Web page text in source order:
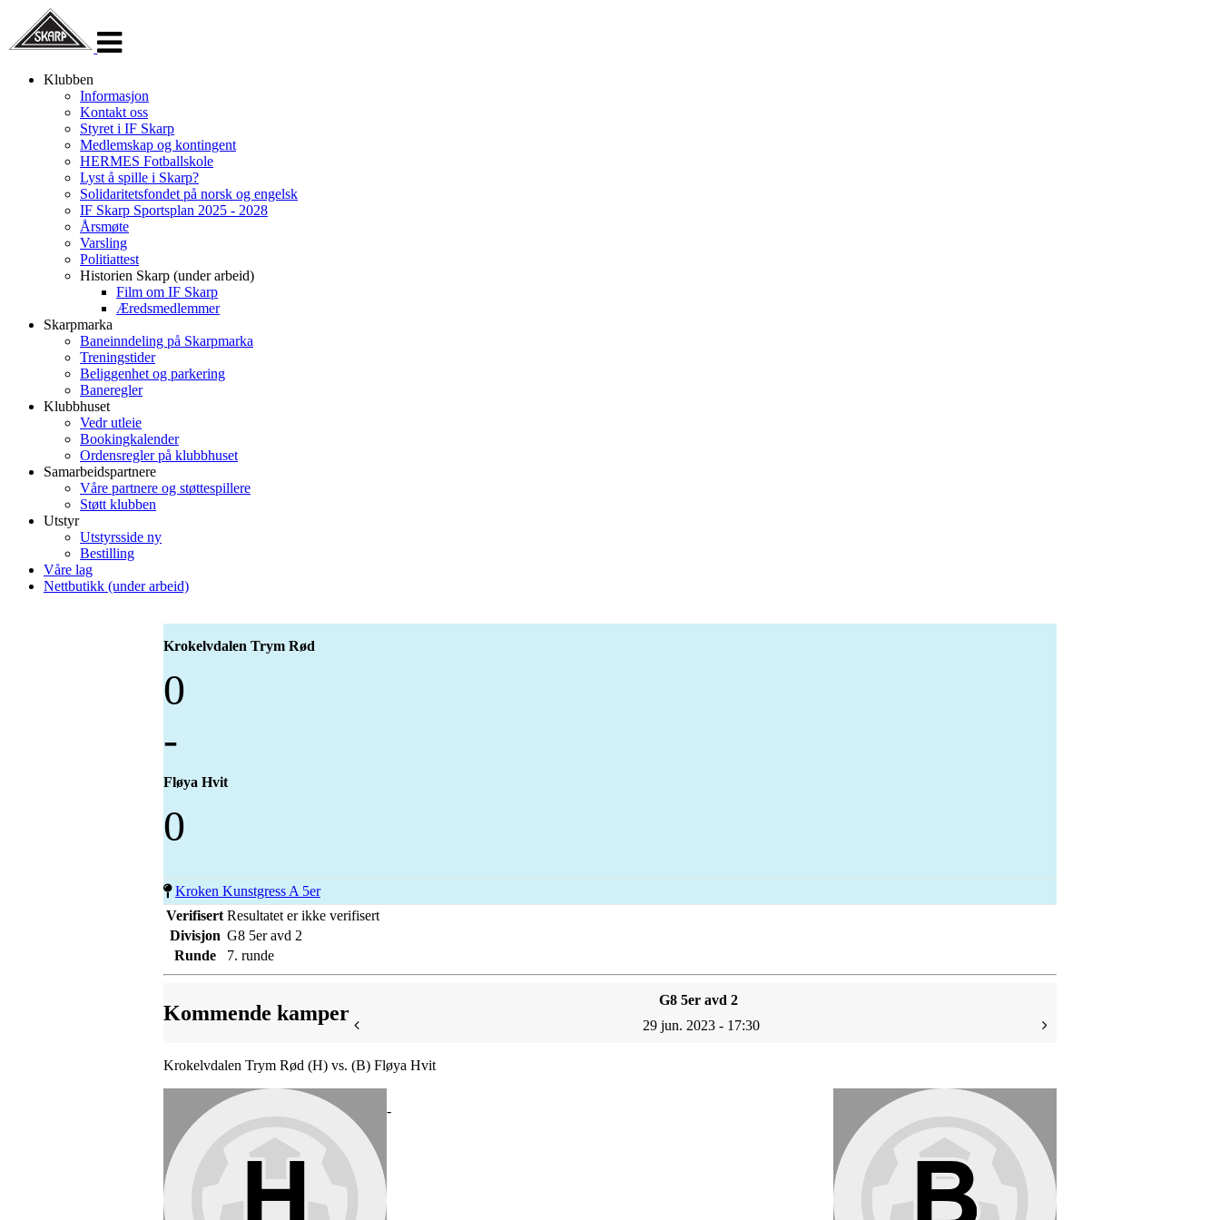
navigasjon
Klubben
Informasjon
Kontakt oss
Styret i IF Skarp
Medlemskap og kontingent
HERMES Fotballskole
Lyst å spille i Skarp?
Solidaritetsfondet på norsk og engelsk
IF Skarp Sportsplan 2025 - 2028
Årsmøte
Varsling
Politiattest
Historien Skarp (under arbeid)
Film om IF Skarp
Æredsmedlemmer
Skarpmarka
Baneinndeling på Skarpmarka
Treningstider
Beliggenhet og parkering
Baneregler
Klubbhuset
Vedr utleie
Bookingkalender
Ordensregler på klubbhuset
Samarbeidspartnere
Våre partnere og støttespillere
Støtt klubben
Utstyr
Utstyrsside ny
Bestilling
Våre lag
Nettbutikk (under arbeid)
Krokelvdalen Trym Rød
0
-
Fløya Hvit
0
Kroken Kunstgress A 5er
Verifisert Resultatet er ikke verifisert
Divisjon G8 5er avd 2
Runde
7. runde
Kommende kamper
G8 5er avd 2
29 jun. 2023 - 17:30
Krokelvdalen Trym Rød (H) vs. (B) Fløya Hvit
-